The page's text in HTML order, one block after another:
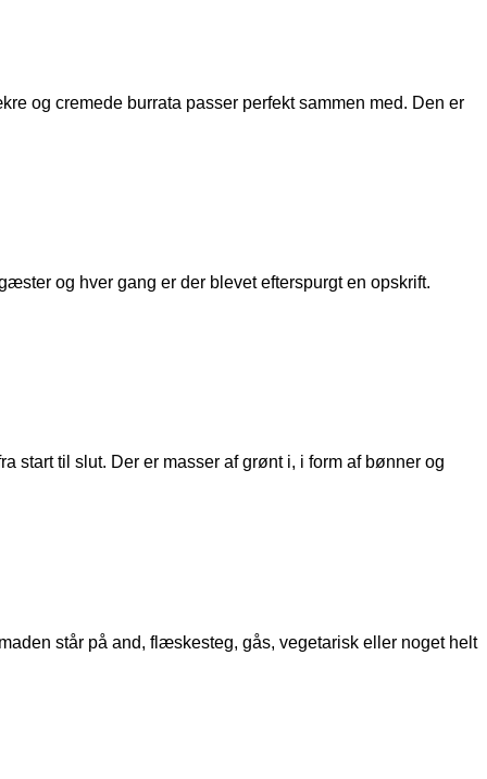
og cremede burrata passer perfekt sammen med. Den er
og hver gang er der blevet efterspurgt en opskrift.
start til slut. Der er masser af grønt i, i form af bønner og
står på and, flæskesteg, gås, vegetarisk eller noget helt